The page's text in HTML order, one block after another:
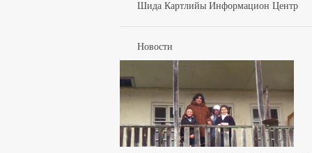
Шида Картлийы Информацион Центр
Новости